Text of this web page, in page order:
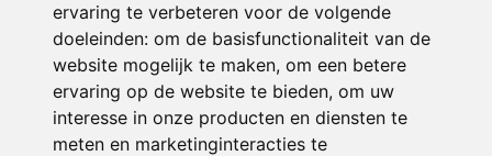
ervaring te verbeteren voor de volgende
doeleinden: om de basisfunctionaliteit van de
website mogelijk te maken, om een betere
ervaring op de website te bieden, om uw
interesse in onze producten en diensten te
meten en marketinginteracties te
© 2026 Avonturijn | Alle rechten voorbehouden